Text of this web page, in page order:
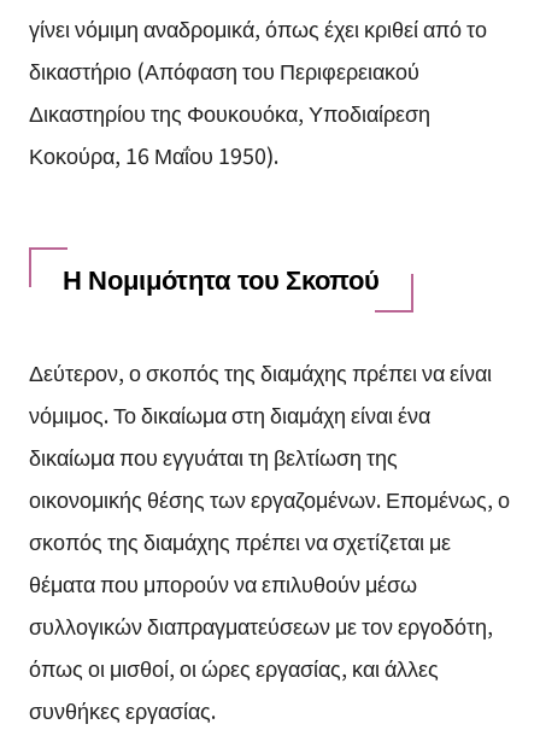
γίνει νόμιμη αναδρομικά, όπως έχει κριθεί από το
δικαστήριο (Απόφαση του Περιφερειακού
Δικαστηρίου της Φουκουόκα, Υποδιαίρεση
Κοκούρα, 16 Μαΐου 1950).
Η Νομιμότητα του Σκοπού
Δεύτερον, ο σκοπός της διαμάχης πρέπει να είναι
νόμιμος. Το δικαίωμα στη διαμάχη είναι ένα
δικαίωμα που εγγυάται τη βελτίωση της
οικονομικής θέσης των εργαζομένων. Επομένως, ο
σκοπός της διαμάχης πρέπει να σχετίζεται με
θέματα που μπορούν να επιλυθούν μέσω
συλλογικών διαπραγματεύσεων με τον εργοδότη,
όπως οι μισθοί, οι ώρες εργασίας, και άλλες
συνθήκες εργασίας.